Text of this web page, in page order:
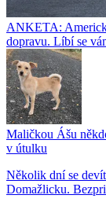
ANKETA:
dopravu. Líbí se
Maličkou Ášu
v útulku
Několik dní se
Domažlicku.